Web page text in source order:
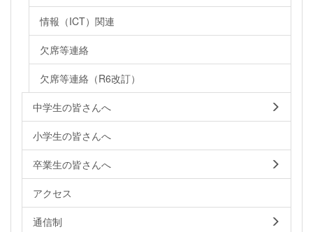
情報（ICT）関連
欠席等連絡
欠席等連絡（R6改訂）
中学生の皆さんへ
小学生の皆さんへ
卒業生の皆さんへ
アクセス
通信制